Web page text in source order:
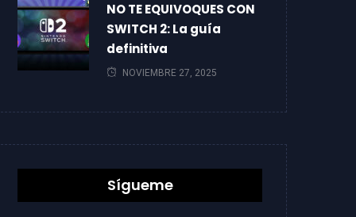
NO TE EQUIVOQUES CON
SWITCH 2: La guía
definitiva
NOVIEMBRE 27, 2025
Sígueme